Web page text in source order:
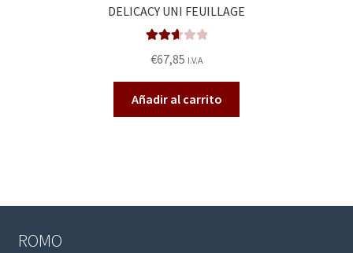
DELICACY UNI FEUILLAGE
do en
2.71de
5
€67,85 I.V.A
Añadir al carrito
ROMO